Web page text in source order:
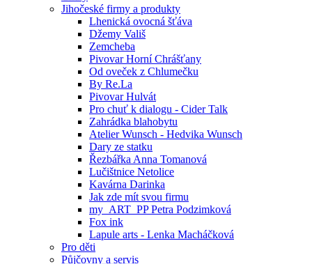
Jihočeské firmy a produkty
Lhenická ovocná šťáva
Džemy Vališ
Zemcheba
Pivovar Horní Chrášťany
Od oveček z Chlumečku
By Re.La
Pivovar Hulvát
Pro chuť k dialogu - Cider Talk
Zahrádka blahobytu
Atelier Wunsch - Hedvika Wunsch
Dary ze statku
Řezbářka Anna Tomanová
Lučištnice Netolice
Kavárna Darinka
Jak zde mít svou firmu
my_ART_PP Petra Podzimková
Fox ink
Lapule arts - Lenka Macháčková
Pro děti
Půjčovny a servis